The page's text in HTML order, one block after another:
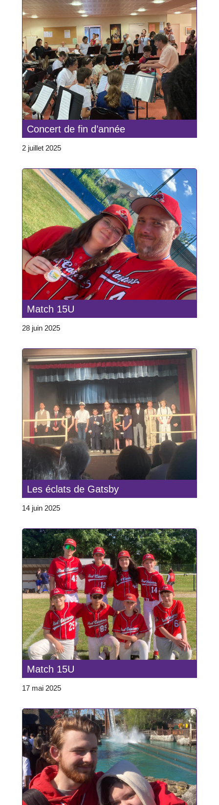
Concert de fin d’année
2 juillet 2025
Match 15U
28 juin 2025
Les éclats de Gatsby
14 juin 2025
Match 15U
17 mai 2025